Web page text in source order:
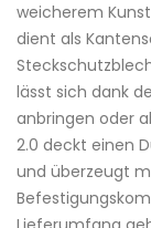
weicherem
dient als
lässt sich dank
anbringen oder
2.0 deckt einen
und überzeugt